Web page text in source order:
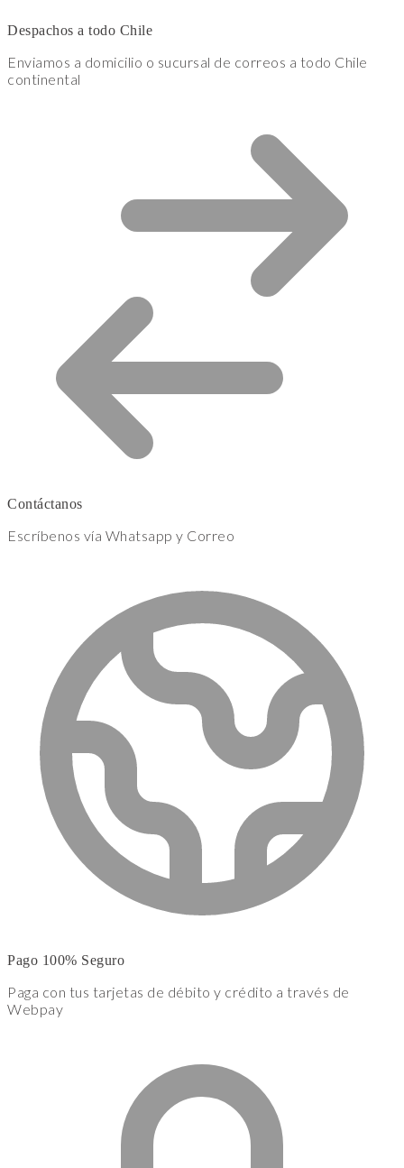
Despachos a todo Chile
Enviamos a domicilio o sucursal de correos a todo Chile
continental
Contáctanos
Escríbenos vía Whatsapp y Correo
Pago 100% Seguro
Paga con tus tarjetas de débito y crédito a través de
Webpay